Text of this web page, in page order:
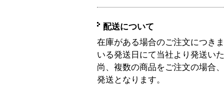
配送について
在庫がある場合のご注文につき
いる発送日にて当社より発送い
尚、複数の商品をご注文の場合
発送となります。